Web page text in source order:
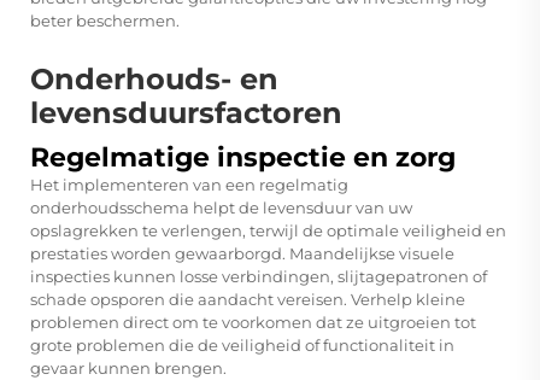
beter beschermen.
Onderhouds- en
levensduursfactoren
Regelmatige inspectie en zorg
Het implementeren van een regelmatig
onderhoudsschema helpt de levensduur van uw
opslagrekken te verlengen, terwijl de optimale veiligheid en
prestaties worden gewaarborgd. Maandelijkse visuele
inspecties kunnen losse verbindingen, slijtagepatronen of
schade opsporen die aandacht vereisen. Verhelp kleine
problemen direct om te voorkomen dat ze uitgroeien tot
grote problemen die de veiligheid of functionaliteit in
gevaar kunnen brengen.